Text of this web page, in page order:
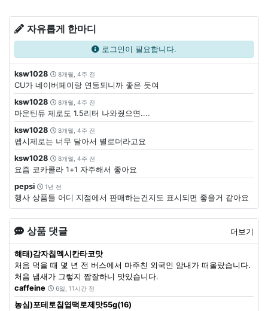
자유롭게 한마디
로그인이 필요합니다.
ksw1028 8개월, 4주 전
CU가 네이버페이랑 연동되니까 좋은 듯여
ksw1028
8개월, 4주 전
마운틴듀 제로도 1.5리터 나와줬으면....
ksw1028
8개월, 4주 전
펩시제로는 너무 달아서 별로더라고요
ksw1028
8개월, 4주 전
요즘 코카콜라 1+1 자주해서 좋아요
pepsi
1년 전
행사 상품들 어디 지점에서 판매하는건지도 표시되면 좋을거 같아요
상품 댓글 더보기
해태)감자칩멕시칸타코맛
처음 먹을 때 몇 년 전 버스에서 마주친 외국인 암내가 떠올랐습니다.
처음 냄새가 그렇지 짭잘하니 맛있습니다.
caffeine
6일, 11시간 전
농심)포테토칩엽떡로제맛55g(16)